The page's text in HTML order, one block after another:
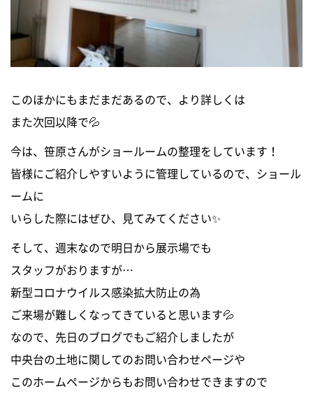
このほかにもまだまだあるので、より詳しくは
また次回以降で💦
今は、笹原さんがショールームの整理をしています！
皆様にご紹介しやすいように管理しているので、ショール
ームに
いらした際にはぜひ、見てみてください✨
そして、週末なので明日から展示場でも
スタッフがおりますが…
新型コロナウイルス感染拡大防止の為
ご来場が難しくなってきていると思います💦
なので、先日のブログでもご紹介しましたが
中央台の土地に関してのお問い合わせページや
このホームページからもお問い合わせできますので